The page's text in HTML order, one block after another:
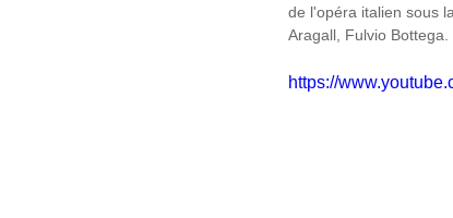
de l'opéra italien sous
Aragall, Fulvio Bottega.
https://